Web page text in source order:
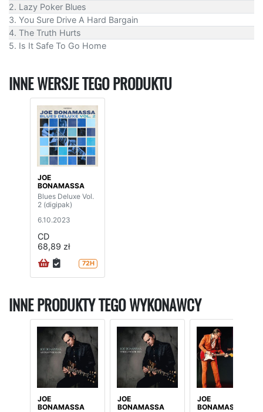
2. Lazy Poker Blues
3. You Sure Drive A Hard Bargain
4. The Truth Hurts
5. Is It Safe To Go Home
INNE WERSJE TEGO PRODUKTU
JOE
BONAMASSA
Blues Deluxe Vol.
2 (digipak)
6.10.2023
CD
68,89 zł
72H
INNE PRODUKTY TEGO WYKONAWCY
JOE
BONAMASSA
JOE
BONAMASSA
JOE
BONAMASSA